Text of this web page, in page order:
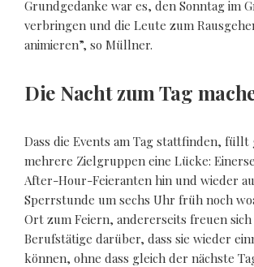
Grundgedanke war es, den Sonntag im
verbringen und die Leute zum
animieren”, so Müllner.
Die Nacht zum Tag
Dass die Events am Tag stattfinden,
mehrere Zielgruppen eine Lücke:
After-Hour-Feieranten hin und wieder
Sperrstunde um sechs Uhr früh noch
Ort zum Feiern, andererseits freuen sich
Berufstätige darüber, dass sie wieder
können, ohne dass gleich der nächste